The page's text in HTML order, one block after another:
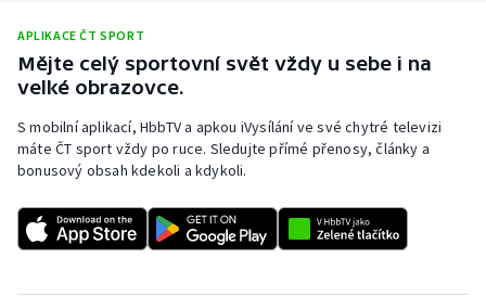
APLIKACE ČT SPORT
Mějte celý sportovní svět vždy u sebe i na
velké obrazovce.
S mobilní aplikací, HbbTV a apkou iVysílání ve své chytré televizi
máte ČT sport vždy po ruce. Sledujte přímé přenosy, články a
bonusový obsah kdekoli a kdykoli.